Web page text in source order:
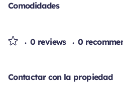
Comodidades
0 reviews 0
Contactar con la propiedad